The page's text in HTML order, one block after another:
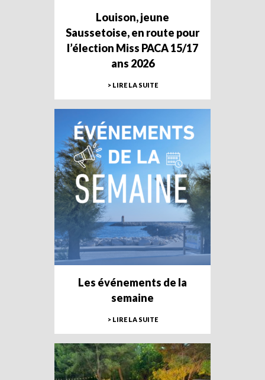
Louison, jeune
Saussetoise, en route pour
l’élection Miss PACA 15/17
ans 2026
> LIRE LA SUITE
Les événements de la
semaine
> LIRE LA SUITE